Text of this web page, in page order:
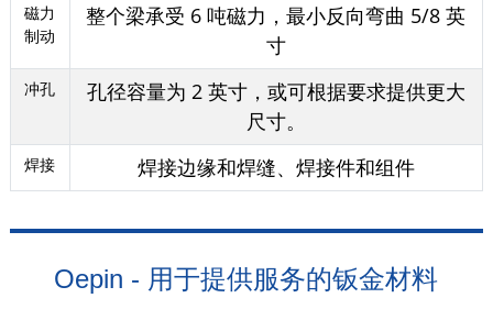
磁力
制动
整个梁承受 6 吨磁力，最小反向弯曲 5/8 英
寸
冲孔
孔径容量为 2 英寸，或可根据要求提供更大
尺寸。
焊接 焊接边缘和焊缝、焊接件和组件
Oepin - 用于提供服务的钣金材料